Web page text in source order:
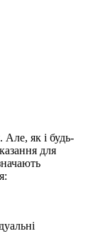
Але, як і будь-
для